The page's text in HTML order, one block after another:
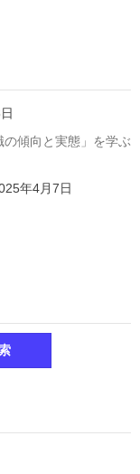
傾向と実態」を学ぶ
年4月7日